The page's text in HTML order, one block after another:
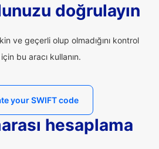
doğrulayın
ve geçerli olup olmadığını kontrol
bu aracı kullanın.
your SWIFT code
hesaplama